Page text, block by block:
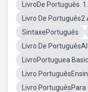
LivroDe Português.
Livro De Português2
SintaxePortuguês
Livro De
LivroPortuguea
Livro
Livro